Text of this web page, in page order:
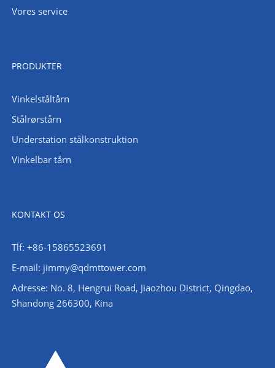
Vores service
PRODUKTER
Vinkelståltårn
Stålrørstårn
Understation stålkonstruktion
Vinkelbar tårn
KONTAKT OS
Tlf: +86-15865523691
E-mail: jimmy@qdmttower.com
Adresse: No. 8, Hengrui Road, Jiaozhou District, Qingdao,
Shandong 266300, Kina